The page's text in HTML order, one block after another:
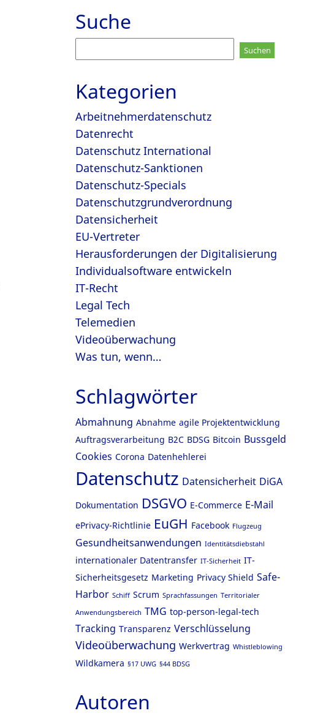
Suche
nach:
Kategorien
Arbeitnehmerdatenschutz
Datenrecht
Datenschutz International
Datenschutz-Sanktionen
Datenschutz-Specials
Datenschutzgrundverordnung
Datensicherheit
EU-Vertreter
Herausforderungen der Digitalisierung
Individualsoftware entwickeln
IT-Recht
Legal Tech
Telemedien
Videoüberwachung
Was tun, wenn…
Schlagwörter
Abmahnung Abnahme agile Projektentwicklung
Auftragsverarbeitung B2C BDSG Bitcoin Bussgeld
Cookies Corona Datenhehlerei
Datenschutz Datensicherheit DiGA
Dokumentation DSGVO E-Commerce E-Mail
ePrivacy-Richtlinie EuGH Facebook Flugzeug
Gesundheitsanwendungen Identitätsdiebstahl
internationaler Datentransfer IT-Sicherheit IT-
Sicherheitsgesetz Marketing Privacy Shield Safe-
Harbor Schiff Scrum Sprachfassungen Territorialer
Anwendungsbereich TMG top-person-legal-tech
Tracking Transparenz Verschlüsselung
Videoüberwachung Werkvertrag Whistleblowing
Wildkamera §17 UWG §44 BDSG
Autoren